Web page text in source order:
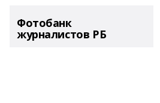
Фотобанк
журналистов РБ